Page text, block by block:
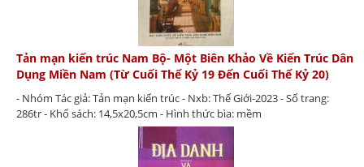
Tản mạn kiến trúc Nam Bộ- Một Biên Khảo Về Kiến Trúc Dân
Dụng Miền Nam (Từ Cuối Thế Kỷ 19 Đến Cuối Thế Kỷ 20)
- Nhóm Tác giả: Tản mạn kiến trúc - Nxb: Thế Giới-2023 - Số trang:
286tr - Khổ sách: 14,5x20,5cm - Hình thức bìa: mềm